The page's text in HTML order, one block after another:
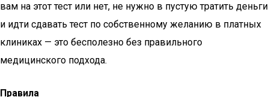
вам на этот тест или нет, не нужно в пустую тратить деньги
и идти сдавать тест по собственному желанию в платных
клиниках — это бесполезно без правильного
медицинского подхода.
Правила